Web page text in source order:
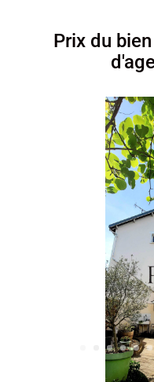
Prix du